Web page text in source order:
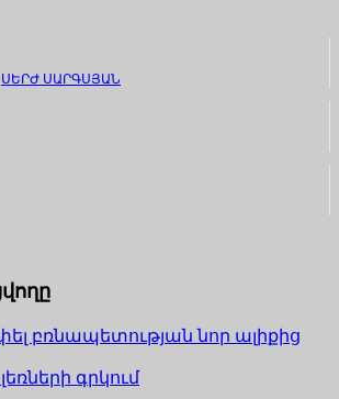
ՍԵՐԺ ՍԱՐԳՍՅԱՆ
բռնապետության նոր ալիքից
գրկում